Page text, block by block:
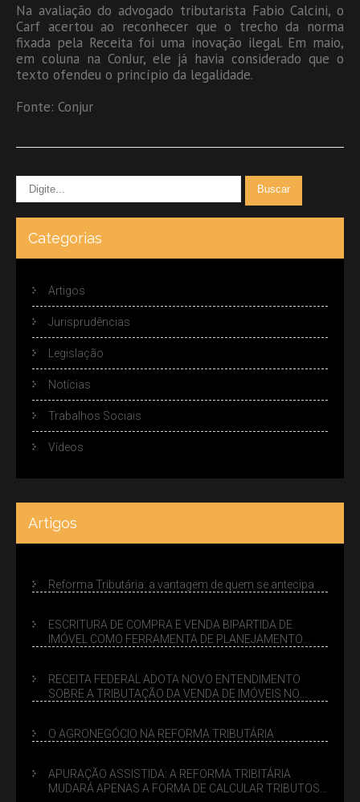
Na avaliação do advogado tributarista Fabio Calcini, o
Carf acertou ao reconhecer que o trecho da norma
fixada pela Receita foi uma inovação ilegal. Em maio,
em coluna na ConJur, ele já havia considerado que o
texto ofendeu o princípio da legalidade.
Fonte: Conjur
Categorias
Artigos
Jurisprudências
Legislação
Notícias
Trabalhos Sociais
Vídeos
Artigos
Reforma Tributária: a vantagem de quem se antecipa
ESCRITURA DE COMPRA E VENDA BIPARTIDA DE
IMÓVEL COMO FERRAMENTA DE PLANEJAMENTO
RECEITA FEDERAL ADOTA NOVO ENTENDIMENTO
SOBRE A TRIBUTAÇÃO DA VENDA DE IMÓVEIS NO
O AGRONEGÓCIO NA REFORMA TRIBUTÁRIA
APURAÇÃO ASSISTIDA: A REFORMA TRIBITÁRIA
MUDARÁ APENAS A FORMA DE CALCULAR TRIBUTOS